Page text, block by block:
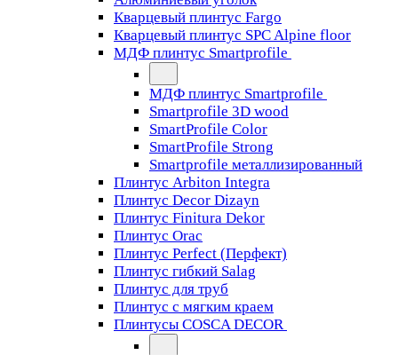
Кварцевый плинтус Fargo
Кварцевый плинтус SPC Alpine floor
МДФ плинтус Smartprofile
МДФ плинтус Smartprofile
Smartprofile 3D wood
SmartProfile Color
SmartProfile Strong
Smartprofile металлизированный
Плинтус Arbiton Integra
Плинтус Decor Dizayn
Плинтус Finitura Dekor
Плинтус Orac
Плинтус Perfect (Перфект)
Плинтус гибкий Salag
Плинтус для труб
Плинтус с мягким краем
Плинтусы COSCA DECOR